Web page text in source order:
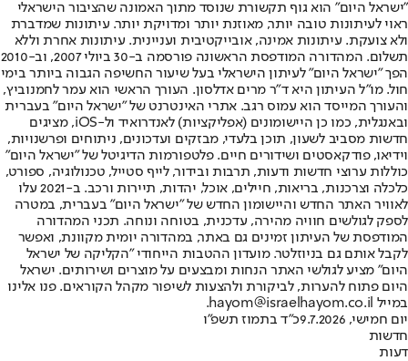
"ישראל היום" הוא גוף תקשורת שנוסד מתוך האמונה שהציבור הישראלי
ראוי לעיתונות טובה יותר, מאוזנת יותר ומדויקת יותר. עיתונות שמדברת
ולא צועקת. עיתונות אמינה, אובייקטיבית ועניינית. עיתונות אחרת וללא
תשלום. המהדורה המודפסת הראשונה פורסמה ב-30 ביולי 2007, וב-2010
הפך "ישראל היום" לעיתון הישראלי בעל שיעור החשיפה הגבוה ביותר בימי
חול. מו"ל העיתון היא ד"ר מרים אדלסון. העורך הראשי הוא עמר לחמנוביץ,
והעורך המייסד הוא עמוס רגב. אתרי האינטרנט של "ישראל היום" בעברית
ובאנגלית, כמו כן היישומונים (אפליקציות) לאנדרואיד ול-iOS, מציגים
חדשות מסביב לשעון, תוכן בלעדי, מבזקים ועדכונים, ניתוחים ופרשנויות,
וידיאו, פודקאסטים ושידורים חיים. פלטפורמות הדיגיטל של "ישראל היום"
כוללות ערוצי חדשות ודעות, תרבות ובידור, לייף סטייל, טכנולוגיה, ספורט,
כלכלה וצרכנות, בריאות, חיילים, אוכל, יהדות, תיירות ורכב. ב-2021 עלו
לאוויר האתר החדש והיישומון החדש של "ישראל היום" בעברית, במטרה
לספק לגולשים חוויה מהירה, עדכנית, בטוחה ונוחה. תכני המהדורה
המודפסת של העיתון זמינים גם באתר, במהדורה יומית מקוונת, ואפשר
לקבל אותם גם בניוזלטר. מועדון ההטבות הייחודי "הקליקה של ישראל
היום" מציע לגולשי האתר הנחות ומבצעים על מוצרים ושירותים. ישראל
היום פתוח להערות, לביקורת ולהצעות לשיפור מקהל הקוראים. פנו אלינו
במייל hayom@israelhayom.co.il.
יום חמישי, 9.7.2026
כ"ד בתמוז תשפ"ו
חדשות
דעות